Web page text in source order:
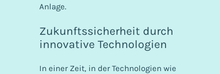
Anlage.
Zukunftssicherheit durch
innovative Technologien
In einer Zeit, in der Technologien wie